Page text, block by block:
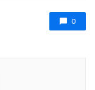
0